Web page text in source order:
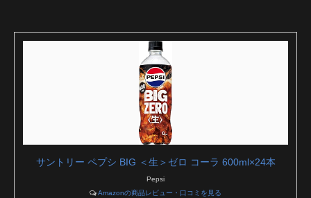
サントリー ペプシ BIG ＜生＞ゼロ コーラ 600ml×24本
Pepsi
Amazonの商品レビュー・口コミを見る